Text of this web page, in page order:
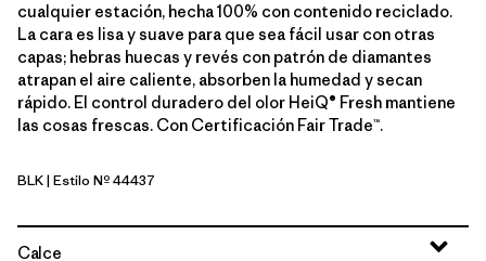
cualquier estación, hecha 100% con contenido reciclado.
La cara es lisa y suave para que sea fácil usar con otras
capas; hebras huecas y revés con patrón de diamantes
atrapan el aire caliente, absorben la humedad y secan
rápido. El control duradero del olor HeiQ® Fresh mantiene
las cosas frescas. Con Certificación Fair Trade™.
Black
BLK| Estilo Nº 44437
Calce